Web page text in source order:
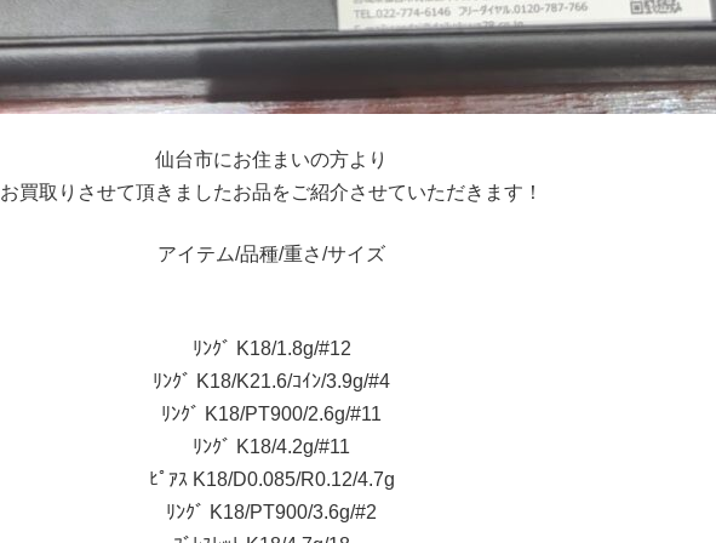
仙台市にお住まいの方より
お買取りさせて頂きましたお品をご紹介させていただきます！
アイテム/品種/重さ/サイズ
ﾘﾝｸﾞ K18/1.8g/#12
ﾘﾝｸﾞ K18/K21.6/ｺｲﾝ/3.9g/#4
ﾘﾝｸﾞ K18/PT900/2.6g/#11
ﾘﾝｸﾞ K18/4.2g/#11
ﾋﾟｱｽ K18/D0.085/R0.12/4.7g
ﾘﾝｸﾞ K18/PT900/3.6g/#2